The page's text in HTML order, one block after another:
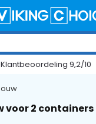
+2,000 reviews
voor 2 containers